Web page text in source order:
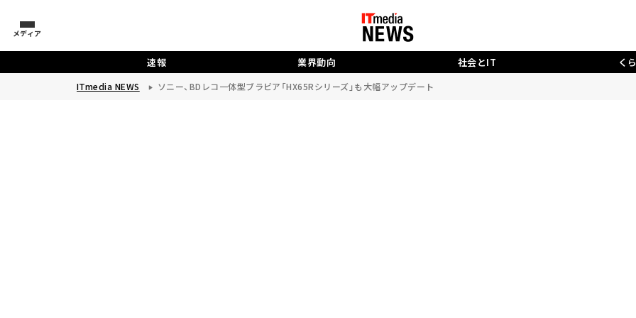
メディア
速報 業界動向 社会とIT く
ITmedia NEWS ソニー、BDレコ一体型ブラビア「HX65Rシリーズ」も大幅アップデート